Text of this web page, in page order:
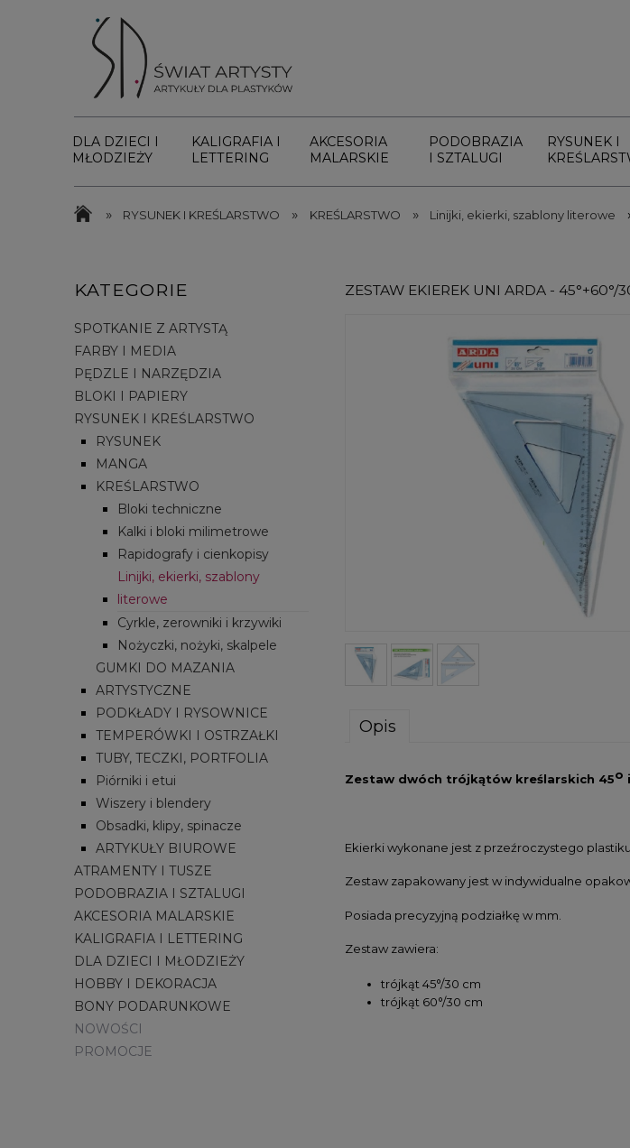
DLA DZIECI I
MŁODZIEŻY
KALIGRAFIA I
LETTERING
AKCESORIA
MALARSKIE
PODOBRAZIA
I SZTALUGI
RYSUNEK I
» RYSUNEK I KREŚLARSTWO » KREŚLARSTWO » Linijki, ekierki, szablony literowe
KATEGORIE
SPOTKANIE Z ARTYSTĄ
FARBY I MEDIA
PĘDZLE I NARZĘDZIA
BLOKI I PAPIERY
RYSUNEK I KREŚLARSTWO
RYSUNEK
MANGA
KREŚLARSTWO
Bloki techniczne
Kalki i bloki milimetrowe
Rapidografy i cienkopisy
Linijki, ekierki, szablony
literowe
Cyrkle, zerowniki i krzywiki
Nożyczki, nożyki, skalpele
GUMKI DO MAZANIA
ARTYSTYCZNE
PODKŁADY I RYSOWNICE
TEMPERÓWKI I OSTRZAŁKI
TUBY, TECZKI, PORTFOLIA
Piórniki i etui
Wiszery i blendery
Obsadki, klipy, spinacze
ARTYKUŁY BIUROWE
ATRAMENTY I TUSZE
PODOBRAZIA I SZTALUGI
AKCESORIA MALARSKIE
KALIGRAFIA I LETTERING
DLA DZIECI I MŁODZIEŻY
HOBBY I DEKORACJA
BONY PODARUNKOWE
NOWOŚCI
PROMOCJE
ZESTAW EKIEREK UNI ARDA - 45°+60°/
Opis
Zestaw dwóch trójkątów kreślarskich 45o
Ekierki wykonane jest z przeźroczystego
Zestaw zapakowany jest w indywidualne
Posiada precyzyjną podziałkę w mm.
Zestaw zawiera:
trójkąt 45°/30 cm
trójkąt 60°/30 cm